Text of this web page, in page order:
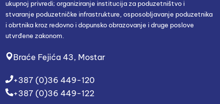
ukupnoj privredi; organiziranje institucija za poduzetništvo i
stvaranje poduzetničke infrastrukture, osposobljavanje poduzetnika
i obrtnika kroz redovno i dopunsko obrazovanje i druge poslove
utvrđene zakonom.
Braće Fejića 43, Mostar
+387 (0)36 449-120
+387 (0)36 449-122